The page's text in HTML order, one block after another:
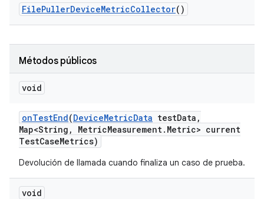
FilePullerDeviceMetricCollector()
Métodos públicos
void
onTestEnd(DeviceMetricData testData ,
Map<String , MetricMeasurement. Metric> current
TestCaseMetrics)
Devolución de llamada cuando finaliza un caso de prueba.
void